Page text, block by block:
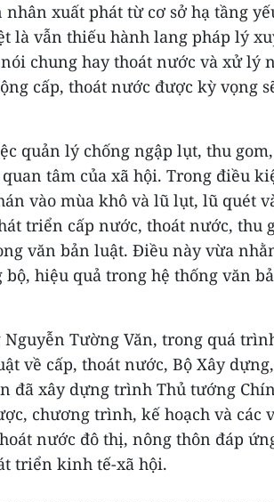
xuất phát từ cơ sở hạ tầng
là vẫn thiếu hành lang pháp lý
chung hay thoát nước và xử lý
cấp, thoát nước được kỳ vọng
quản lý chống ngập lụt, thu
tâm của xã hội. Trong điều
vào mùa khô và lũ lụt, lũ quét
triển cấp nước, thoát nước, thu
văn bản luật. Điều này vừa
hiệu quả trong hệ thống văn
Tường Văn, trong quá
về cấp, thoát nước, Bộ Xây
đã xây dựng trình Thủ tướng
chương trình, kế hoạch và các
nước đô thị, nông thôn đáp
triển kinh tế-xã hội.